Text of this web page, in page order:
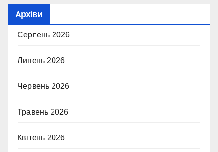
Архіви
Серпень 2026
Липень 2026
Червень 2026
Травень 2026
Квітень 2026